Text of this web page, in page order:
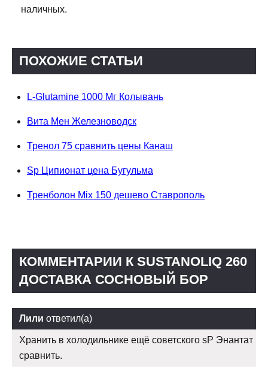
наличных.
ПОХОЖИЕ СТАТЬИ
L-Glutamine 1000 Мг Колывань
Вита Мен Железноводск
Тренол 75 сравнить цены Канаш
Sp Ципионат цена Бугульма
Тренболон Mix 150 дешево Ставрополь
КОММЕНТАРИИ К SUSTANOLIQ 260
ДОСТАВКА СОСНОВЫЙ БОР
Лили ответил(а)
Хранить в холодильнике ещё советского sP Энантат
сравнить.